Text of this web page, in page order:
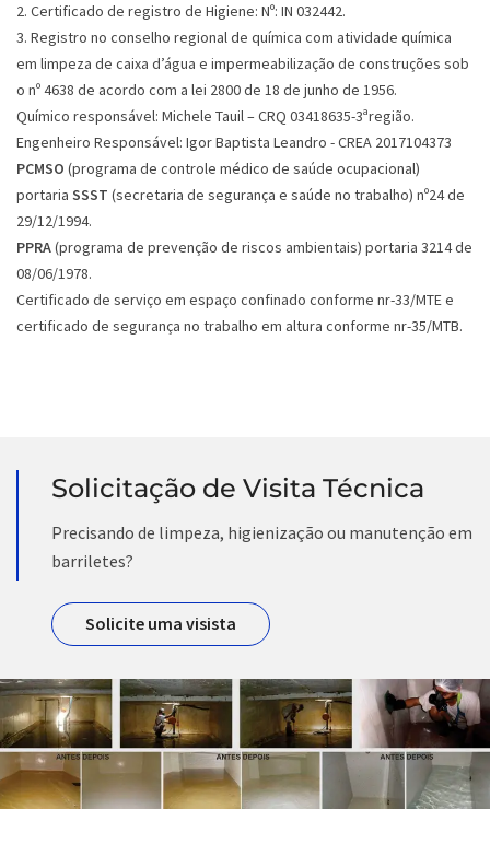
2. Certificado de registro de Higiene: Nº: IN 032442.
3. Registro no conselho regional de química com atividade química
em limpeza de caixa d’água e impermeabilização de construções sob
o nº 4638 de acordo com a lei 2800 de 18 de junho de 1956.
Químico responsável: Michele Tauil – CRQ 03418635-3ªregião.
Engenheiro Responsável: Igor Baptista Leandro - CREA 2017104373
PCMSO (programa de controle médico de saúde ocupacional)
portaria SSST (secretaria de segurança e saúde no trabalho) nº24 de
29/12/1994.
PPRA(programa de prevenção de riscos ambientais) portaria 3214 de
08/06/1978.
Certificado de serviço em espaço confinado conforme nr-33/MTE e
certificado de segurança no trabalho em altura conforme nr-35/MTB.
Solicitação de Visita Técnica
Precisando de limpeza, higienização ou manutenção em
barriletes?
Solicite uma visista